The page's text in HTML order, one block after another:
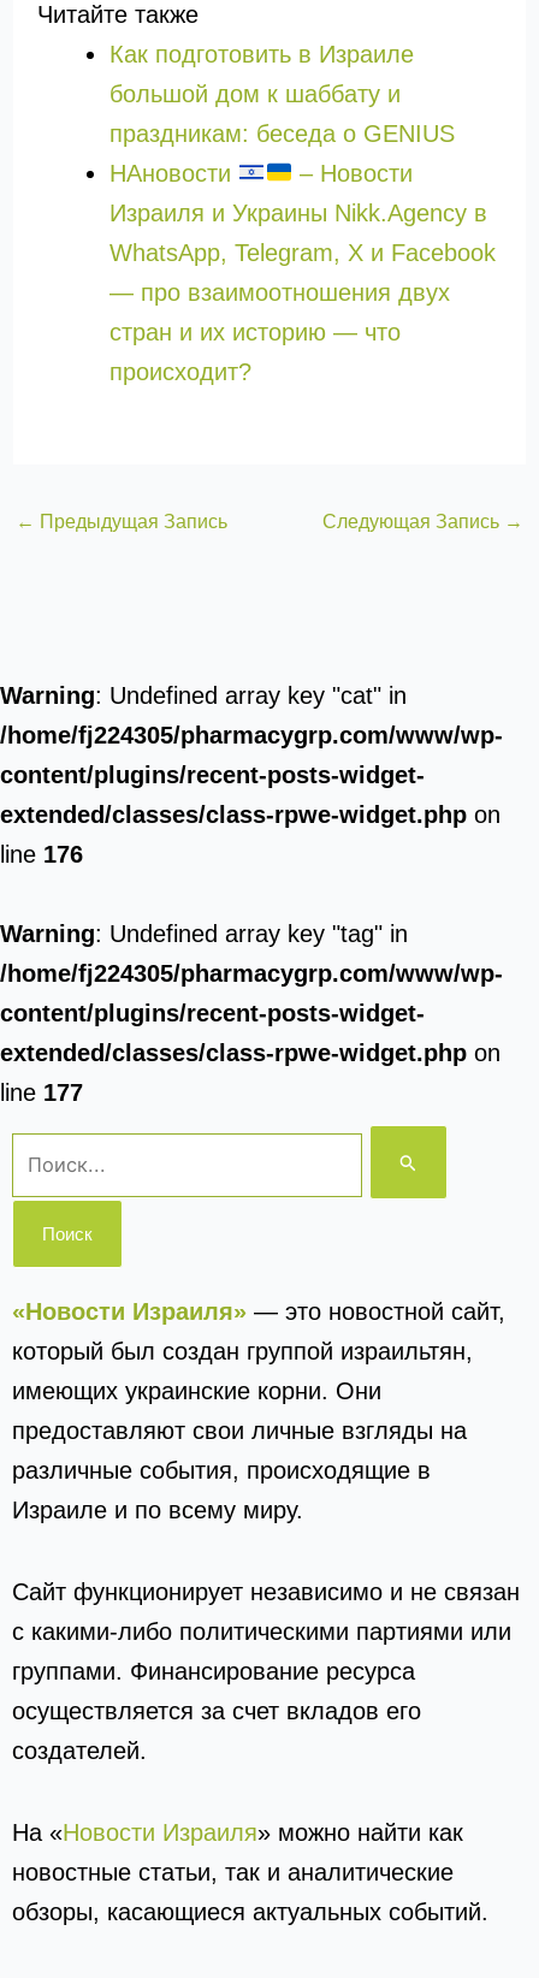
Читайте также
Как подготовить в Израиле
большой дом к шаббату и
праздникам: беседа о GENIUS
НАновости
– Новости
Израиля и Украины Nikk.Agency в
WhatsApp, Telegram, X и Facebook
— про взаимоотношения двух
стран и их историю — что
происходит?
← Предыдущая Запись Следующая Запись →
Warning: Undefined array key "cat" in
/home/fj224305/pharmacygrp.com/www/wp-
content/plugins/recent-posts-widget-
extended/classes/class-rpwe-widget.php on
line 176
Warning: Undefined array key "tag" in
/home/fj224305/pharmacygrp.com/www/wp-
content/plugins/recent-posts-widget-
extended/classes/class-rpwe-widget.php on
line 177
Поиск:
«Новости Израиля» — это новостной сайт,
который был создан группой израильтян,
имеющих украинские корни. Они
предоставляют свои личные взгляды на
различные события, происходящие в
Израиле и по всему миру.
Сайт функционирует независимо и не связан
с какими-либо политическими партиями или
группами. Финансирование ресурса
осуществляется за счет вкладов его
создателей.
На «Новости Израиля» можно найти как
новостные статьи, так и аналитические
обзоры, касающиеся актуальных событий.